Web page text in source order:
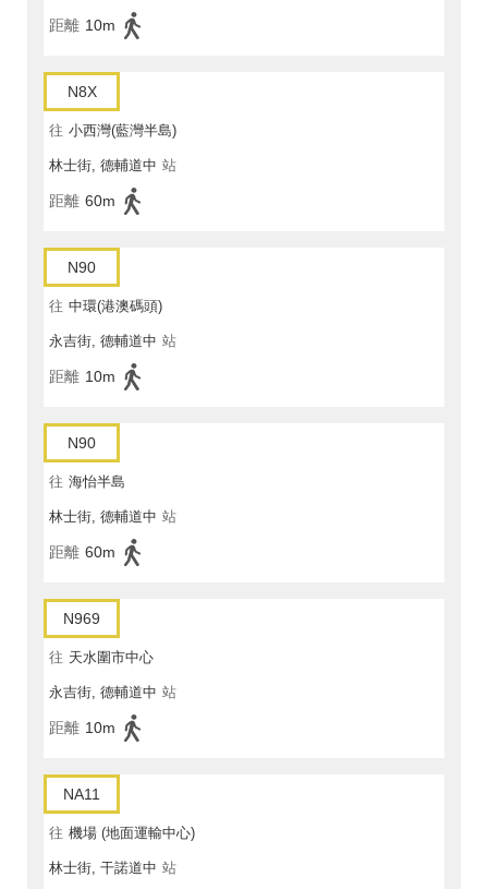
距離 10m
N8X
往 小西灣(藍灣半島)
林士街, 德輔道中 站
距離 60m
N90
往 中環(港澳碼頭)
永吉街, 德輔道中 站
距離 10m
N90
往 海怡半島
林士街, 德輔道中 站
距離 60m
N969
往 天水圍市中心
永吉街, 德輔道中 站
距離 10m
NA11
往 機場 (地面運輸中心)
林士街, 干諾道中 站